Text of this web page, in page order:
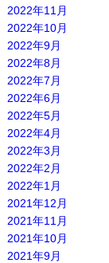
2022年11月
2022年10月
2022年9月
2022年8月
2022年7月
2022年6月
2022年5月
2022年4月
2022年3月
2022年2月
2022年1月
2021年12月
2021年11月
2021年10月
2021年9月